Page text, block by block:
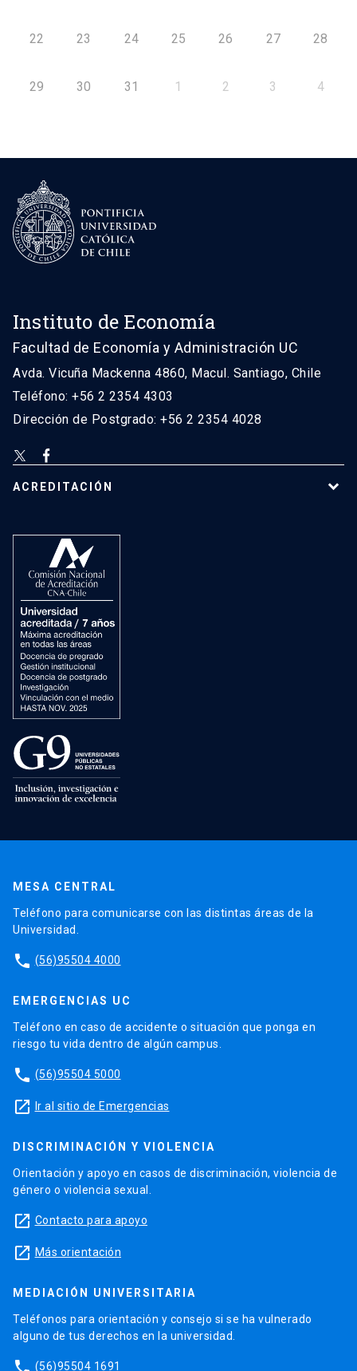
22 23 24 25 26 27 28
29 30 31 1 2 3 4
Instituto de Economía
Facultad de Economía y Administración UC
Avda. Vicuña Mackenna 4860, Macul. Santiago, Chile
Teléfono: +56 2 2354 4303
Dirección de Postgrado: +56 2 2354 4028
ACREDITACIÓN
MESA CENTRAL
Teléfono para comunicarse con las distintas áreas de la
Universidad.
phone (56)95504 4000
EMERGENCIAS UC
Teléfono en caso de accidente o situación que ponga en
riesgo tu vida dentro de algún campus.
phone (56)95504 5000
launch Ir al sitio de Emergencias
DISCRIMINACIÓN Y VIOLENCIA
Orientación y apoyo en casos de discriminación, violencia de
género o violencia sexual.
launch Contacto para apoyo
launch Más orientación
MEDIACIÓN UNIVERSITARIA
Teléfonos para orientación y consejo si se ha vulnerado
alguno de tus derechos en la universidad.
(56)95504 1691